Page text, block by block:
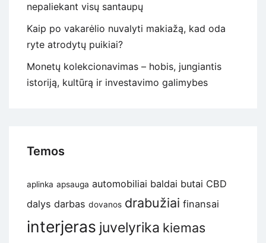
nepaliekant visų santaupų
Kaip po vakarėlio nuvalyti makiažą, kad oda
ryte atrodytų puikiai?
Monetų kolekcionavimas – hobis, jungiantis
istoriją, kultūrą ir investavimo galimybes
Temos
aplinka apsauga automobiliai baldai butai CBD
dalys darbas dovanos drabužiai finansai
interjeras juvelyrika kiemas